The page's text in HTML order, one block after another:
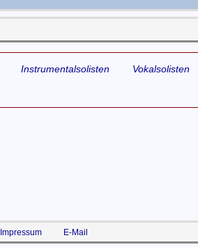
Instrumentalsolisten Vokalsolisten
Impressum E-Mail